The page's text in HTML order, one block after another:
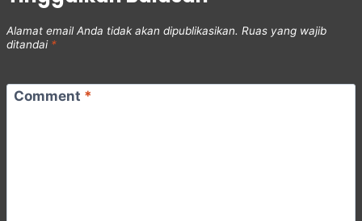
Alamat email Anda tidak akan dipublikasikan. Ruas yang wajib
ditandai *
Comment *